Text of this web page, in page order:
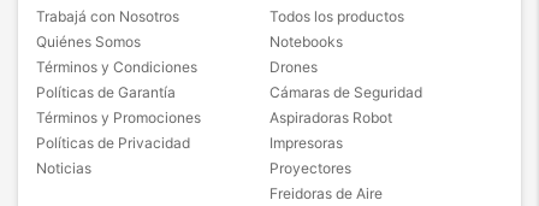
Trabajá con Nosotros
Quiénes Somos
Términos y Condiciones
Políticas de Garantía
Términos y Promociones
Políticas de Privacidad
Noticias
Todos los productos
Notebooks
Drones
Cámaras de Seguridad
Aspiradoras Robot
Impresoras
Proyectores
Freidoras de Aire